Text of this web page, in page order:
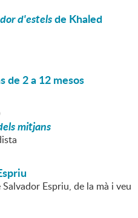
d'estelsde Khaled
de 2 a 12 mesos
mitjans
Espriu, de la mà i veu